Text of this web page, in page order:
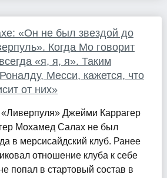
«Он не был звездой до
Когда Мо говорит
«я, я, я». Таким
Месси, кажется, что
от них»
Джейми Каррагер
Мохамед Салах не был
в мерсисайдский клуб. Ранее
отношение клуба к себе
попал в стартовый состав в